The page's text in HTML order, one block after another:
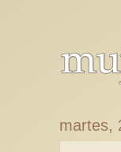
martes,